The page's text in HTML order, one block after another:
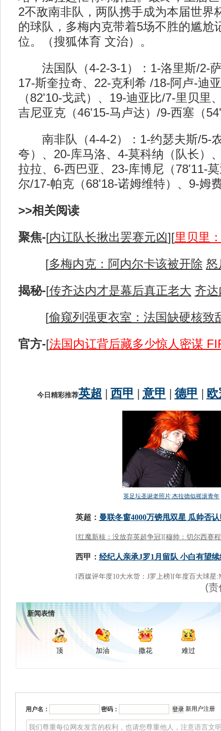
2不敌南非队，两队携手成为本届世界
的球队，多梅内克带着5场不胜的尴尬
位。（搜狐体育 文治）。
法国队（4-2-3-1）：1-洛里斯/2-萨
17-斯奎拉奇、22-克利希 /18-阿卢-迪
（82'10-戈武）、19-迪亚比/7-里贝里
吉尼亚克（46'15-马卢达）/9-西塞（
南非队（4-4-2）：1-约瑟夫斯/5-
夸）、20-库马洛、4-莫科纳（队长）
拉拉、6-西巴亚、23-库博尼（78'11-
尔/17-帕克（68'18-诺姆维特）、9-姆
>>相关阅读
聚焦-[内讧队长揪出罢赛元凶][里贝里
[多梅内克：阿内尔卡该被开除 怒
揭秘-[传齐达内才是幕后真正老大 齐
[偷窥列强更衣室：法国缺硬核致
官方-[法国内讧背后藏多少惊人密谋
(责
新闻表情
顶 加油 撒花 难过
用户名： 密码： 新用户注册